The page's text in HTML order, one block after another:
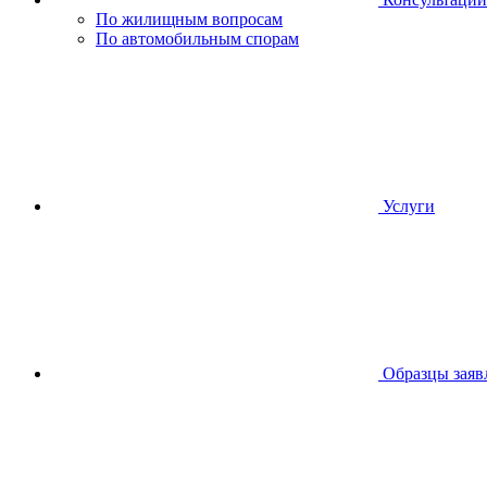
По жилищным вопросам
По автомобильным спорам
Услуги
Образцы